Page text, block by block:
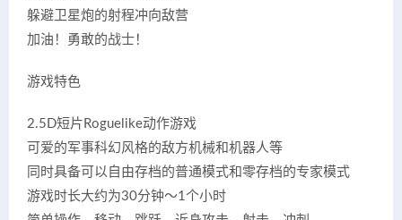
躲避卫星炮的射程冲向敌营
加油！勇敢的战士！
游戏特色
2.5D短片Roguelike动作游戏
可爱的军事科幻风格的敌方机械和机器人等
同时具备可以自由存档的普通模式和零存档的专家模式
游戏时长大约为30分钟～1个小时